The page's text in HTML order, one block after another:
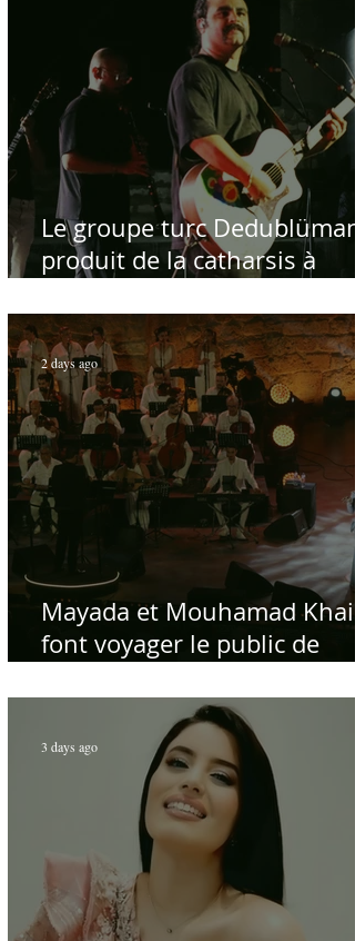
Le groupe turc Dedublüman
produit de la catharsis à
Mayada et Mouhamad
font voyager le public de
chant et de la musique
d'antan
2 days ago
3 days ago